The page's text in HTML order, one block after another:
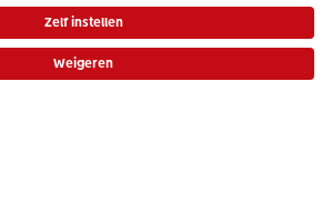
een product of bestelling, bel ons dan gerust:
tot 20:00 u | za 9:00 tot 17:00 u | zo 12:00 tot
16:00 u]